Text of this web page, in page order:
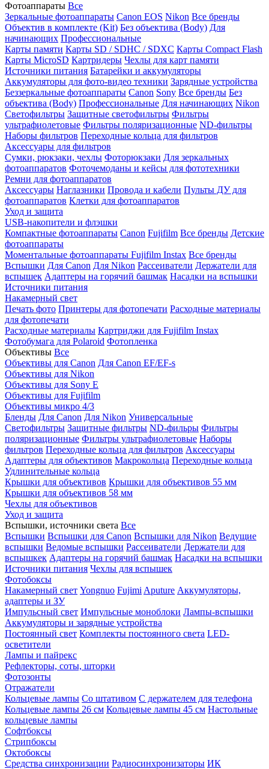
Фотоаппараты Все
Зеркальные фотоаппараты Canon EOS Nikon Все бренды
Объектив в комплекте (Kit) Без объектива (Body) Для
начинающих Профессиональные
Карты памяти Карты SD / SDHC / SDXC Карты Compact Flash
Карты MicroSD Картридеры Чехлы для карт памяти
Источники питания Батарейки и аккумуляторы
Аккумуляторы для фото-видео техники Зарядные устройства
Беззеркальные фотоаппараты Canon Sony Все бренды Без
объектива (Body) Профессиональные Для начинающих Nikon
Светофильтры Защитные светофильтры Фильтры
ультрафиолетовые Фильтры поляризационные ND-фильтры
Наборы фильтров Переходные кольца для фильтров
Аксессуары для фильтров
Сумки, рюкзаки, чехлы Фоторюкзаки Для зеркальных
фотоаппаратов Фоточемоданы и кейсы для фототехники
Ремни для фотоаппаратов
Аксессуары Наглазники Провода и кабели Пульты ДУ для
фотоаппаратов Клетки для фотоаппаратов
Уход и защита
USB-накопители и флэшки
Компактные фотоаппараты Canon Fujifilm Все бренды Детские
фотоаппараты
Моментальные фотоаппараты Fujifilm Instax Все бренды
Вспышки Для Canon Для Nikon Рассеиватели Держатели для
вспышек Адаптеры на горячий башмак Насадки на вспышки
Источники питания
Накамерный свет
Печать фото Принтеры для фотопечати Расходные материалы
для фотопечати
Расходные материалы Картриджи для Fujifilm Instax
Фотобумага для Polaroid Фотопленка
Объективы Все
Объективы для Canon Для Canon EF/EF-s
Объективы для Nikon
Объективы для Sony E
Объективы для Fujifilm
Объективы микро 4/3
Бленды Для Canon Для Nikon Универсальные
Светофильтры Защитные фильтры ND-фильры Фильтры
поляризационные Фильтры ультрафиолетовые Наборы
фильтров Переходные кольца для фильтров Аксессуары
Адаптеры для объективов Макрокольца Переходные кольца
Удлинительные кольца
Крышки для объективов Крышки для объективов 55 мм
Крышки для объективов 58 мм
Чехлы для объективов
Уход и защита
Вспышки, источники света Все
Вспышки Вспышки для Canon Вспышки для Nikon Ведущие
вспышки Ведомые вспышки Рассеиватели Держатели для
вспышкек Адаптеры на горячий башмак Насадки на вспышки
Источники питания Чехлы для вспышек
Фотобоксы
Накамерный свет Yongnuo Fujimi Aputure Аккумуляторы,
адаптеры и ЗУ
Импульсный свет Импульсные моноблоки Лампы-вспышки
Аккумуляторы и зарядные устройства
Постоянный свет Комплекты постоянного света LED-
осветители
Лампы и пайрекс
Рефлекторы, соты, шторки
Фотозонты
Отражатели
Кольцевые лампы Со штативом С держателем для телефона
Кольцевые лампы 26 см Кольцевые лампы 45 см Настольные
кольцевые лампы
Софтбоксы
Стрипбоксы
Октобоксы
Средства синхронизации Радиосинхронизаторы ИК